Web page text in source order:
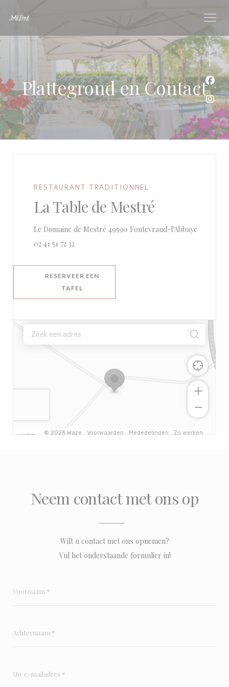
Plattegrond en Contact
RESTAURANT TRADITIONNEL
La Table de Mestré
Le Domaine de Mestré 49590 Fontevraud-l'Abbaye
02 41 51 72 32
RESERVEER EEN
TAFEL
Neem contact met ons op
Wilt u contact met ons opnemen?
Vul het onderstaande formulier in!